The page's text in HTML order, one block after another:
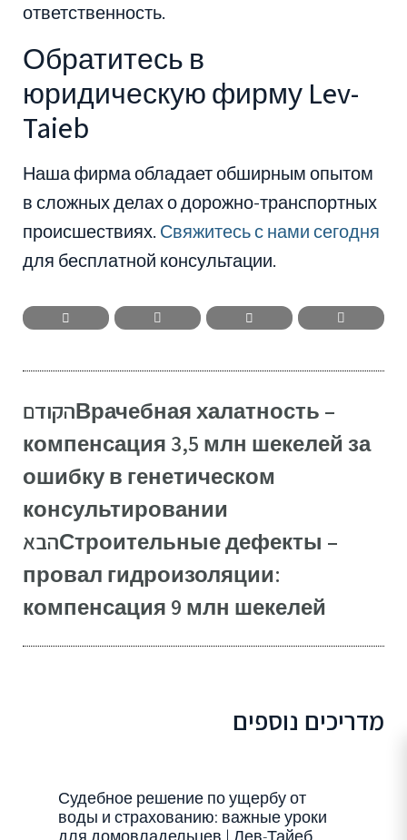
ответственность.
Обратитесь в
юридическую фирму Lev-
Taieb
Наша фирма обладает обширным опытом
в сложных делах о дорожно-транспортных
происшествиях. Свяжитесь с нами сегодня
для бесплатной консультации.
הקודםВрачебная халатность –
компенсация 3,5 млн шекелей за
ошибку в генетическом
консультировании
הבאСтроительные дефекты –
провал гидроизоляции:
компенсация 9 млн шекелей
מדריכים נוספים
Судебное решение по ущербу от
воды и страхованию: важные уроки
для домовладельцев | Лев-Тайеб